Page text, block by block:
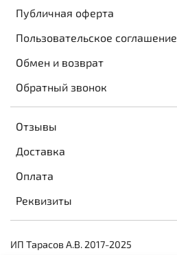
Публичная оферта
Пользовательское соглашение
Обмен и возврат
Обратный звонок
Отзывы
Доставка
Оплата
Реквизиты
ИП Тарасов А.В. 2017-2025